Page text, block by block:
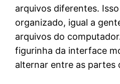
arquivos diferentes.
organizado, igual a
arquivos do
figurinha da interface
alternar entre as partes